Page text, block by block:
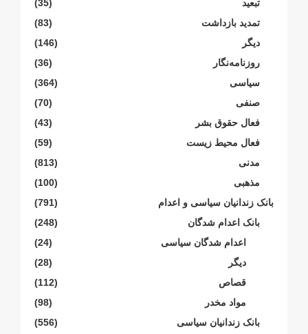
تبعید
(35)
تمدید بازداشت
(83)
دیگر
(146)
روزنامەنگار
(36)
سیاسی
(364)
صنفی
(70)
فعال حقوق بشر
(43)
فعال محیط زیست
(59)
مدنی
(813)
مذهبی
(100)
بانک زندانیان سیاسی و اعدام
(791)
بانک اعدام شدگان
(248)
اعدام شدگان سیاسی
(24)
دیگر
(28)
قصاص
(112)
مواد مخدر
(98)
بانک زندانیان سیاسی
(556)